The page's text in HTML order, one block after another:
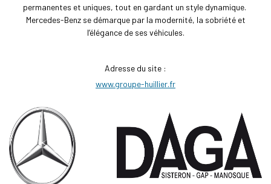
permanentes et uniques, tout en gardant un style dynamique.
Mercedes-Benz se démarque par la modernité, la sobriété et
l’élégance de ses véhicules.
Adresse du site :
www.groupe-huillier.fr